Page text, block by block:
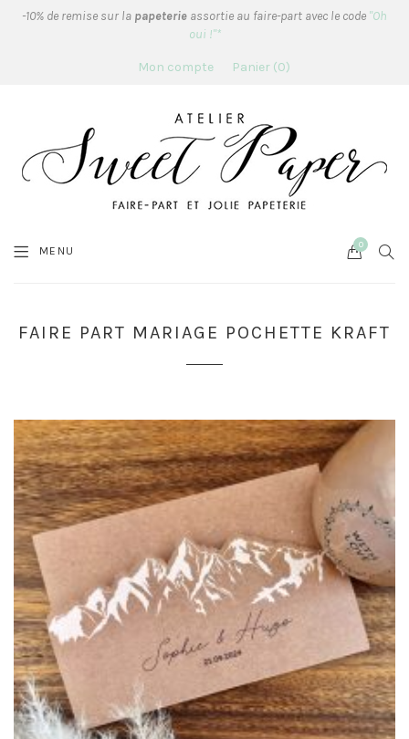
-10% de remise sur la papeterie assortie au faire-part avec le code "Oh
oui !"*
Mon compte Panier 0
MENU Cart
0
FAIRE PART MARIAGE POCHETTE KRAFT